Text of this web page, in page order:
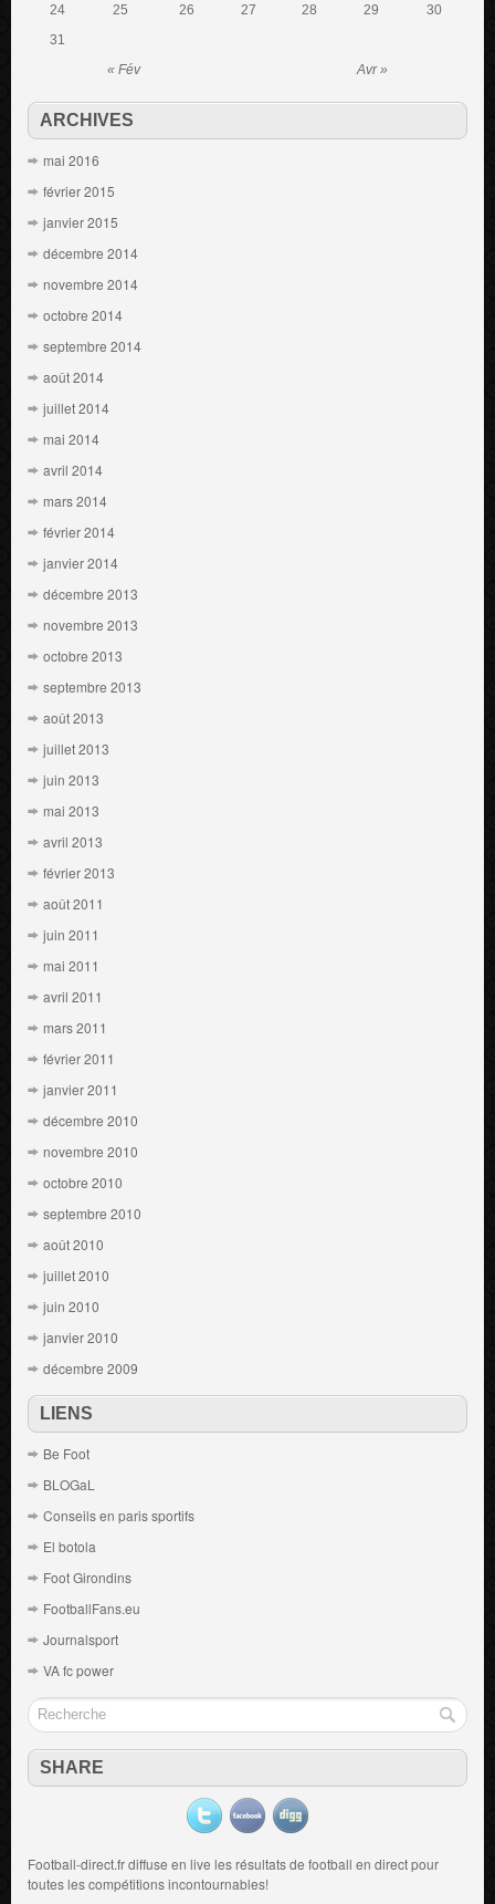
« Fév Avr »
24
25 26 27 28 29
30
31
ARCHIVES
mai 2016
février 2015
janvier 2015
décembre 2014
novembre 2014
octobre 2014
septembre 2014
août 2014
juillet 2014
mai 2014
avril 2014
mars 2014
février 2014
janvier 2014
décembre 2013
novembre 2013
octobre 2013
septembre 2013
août 2013
juillet 2013
juin 2013
mai 2013
avril 2013
février 2013
août 2011
juin 2011
mai 2011
avril 2011
mars 2011
février 2011
janvier 2011
décembre 2010
novembre 2010
octobre 2010
septembre 2010
août 2010
juillet 2010
juin 2010
janvier 2010
décembre 2009
LIENS
Be Foot
BLOGaL
Conseils en paris sportifs
El botola
Foot Girondins
FootballFans.eu
Journalsport
VA fc power
SHARE
Football-direct.fr diffuse en live les résultats de football en directpour
toutes les compétitions incontournables!